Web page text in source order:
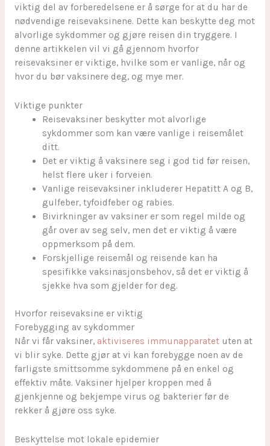
viktig del av forberedelsene er å sørge for at du har de
nødvendige reisevaksinene. Dette kan beskytte deg mot
alvorlige sykdommer og gjøre reisen din tryggere. I
denne artikkelen vil vi gå gjennom hvorfor
reisevaksiner er viktige, hvilke som er vanlige, når og
hvor du bør vaksinere deg, og mye mer.
Viktige punkter
Reisevaksiner beskytter mot alvorlige
sykdommer som kan være vanlige i reisemålet
ditt.
Det er viktig å vaksinere seg i god tid før reisen,
helst flere uker i forveien.
Vanlige reisevaksiner inkluderer Hepatitt A og B,
gulfeber, tyfoidfeber og rabies.
Bivirkninger av vaksiner er som regel milde og
går over av seg selv, men det er viktig å være
oppmerksom på dem.
Forskjellige reisemål og reisende kan ha
spesifikke vaksinasjonsbehov, så det er viktig å
sjekke hva som gjelder for deg.
Hvorfor reisevaksine er viktig
Forebygging av sykdommer
Når vi får vaksiner, aktiviseres immunapparatetuten at
vi blir syke. Dette gjør at vi kan forebygge noen av de
farligste smittsomme sykdommene på en enkel og
effektiv måte. Vaksiner hjelper kroppen med å
gjenkjenne og bekjempe virus og bakterier før de
rekker å gjøre oss syke.
Beskyttelse mot lokale epidemier